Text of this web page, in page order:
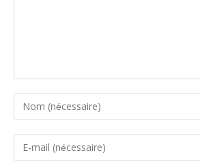
Enter
your
name
Enter
your